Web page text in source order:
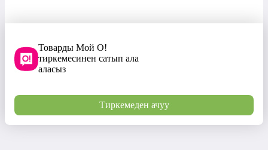
Товарды Мой О!
тиркемесинен сатып ала
аласыз
Тиркемеден ачуу